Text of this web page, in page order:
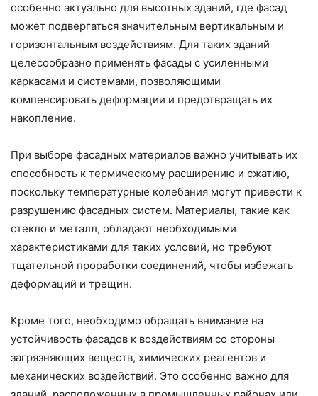
особенно актуально для высотных зданий, где фасад
может подвергаться значительным вертикальным и
горизонтальным воздействиям. Для таких зданий
целесообразно применять фасады с усиленными
каркасами и системами, позволяющими
компенсировать деформации и предотвращать их
накопление.
При выборе фасадных материалов важно учитывать их
способность к термическому расширению и сжатию,
поскольку температурные колебания могут привести к
разрушению фасадных систем. Материалы, такие как
стекло и металл, обладают необходимыми
характеристиками для таких условий, но требуют
тщательной проработки соединений, чтобы избежать
деформаций и трещин.
Кроме того, необходимо обращать внимание на
устойчивость фасадов к воздействиям со стороны
загрязняющих веществ, химических реагентов и
механических воздействий. Это особенно важно для